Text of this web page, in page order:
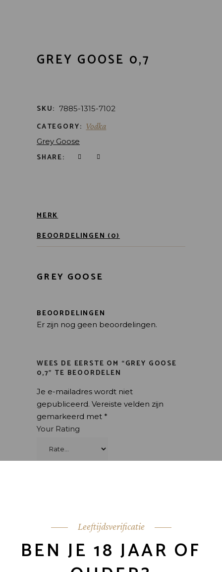
Leeftijdsverificatie
BEN JE 18 JAAR OF
GREY GOOSE 0,7
SKU: 7885-1315-7102
CATEGORY: Vodka
Grey Goose
SHARE:
MERK
BEOORDELINGEN (0)
GREY GOOSE
BEOORDELINGEN
Er zijn nog geen beoordelingen.
WEES DE EERSTE OM “GREY GOOSE
0,7” TE BEOORDELEN
Je e-mailadres wordt niet
gepubliceerd. Vereiste velden zijn
gemarkeerd met *
Your Rating